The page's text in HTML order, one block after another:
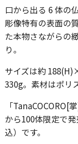
口から出る 6 体の
彫像特有の表面の
た本物さながらの
り。
サイズは約
330g。素材はポリ
「TanaCOCORO[
から100体限定で
込）です。